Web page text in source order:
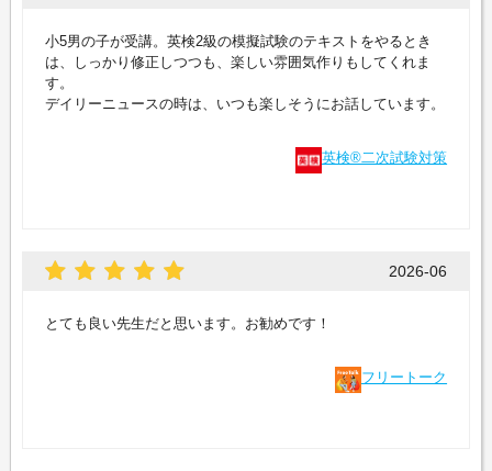
小5男の子が受講。英検2級の模擬試験のテキストをやるとき
は、しっかり修正しつつも、楽しい雰囲気作りもしてくれま
す。
デイリーニュースの時は、いつも楽しそうにお話しています。
英検®二次試験対策
2026-06
とても良い先生だと思います。お勧めです！
フリートーク